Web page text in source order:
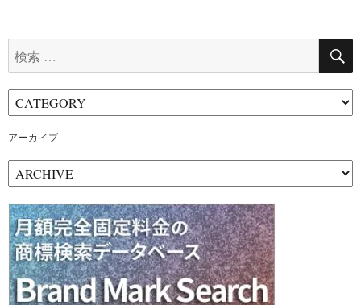
索:
アーカイブ
ー
カ
イ
ブ